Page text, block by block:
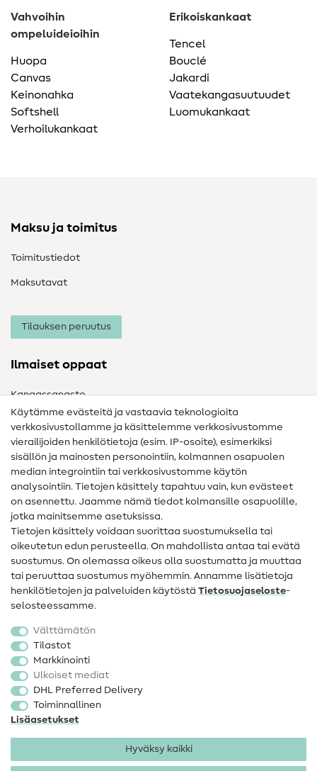
Vahvoihin
ompeluideioihin
Huopa
Canvas
Keinonahka
Softshell
Verhoilukankaat
Erikoiskankaat
Tencel
Bouclé
Jakardi
Vaatekangasuutuudet
Luomukankaat
Maksu ja toimitus
Toimitustiedot
Maksutavat
Tilauksen peruutus
Ilmaiset oppaat
Kangassanasto
Ompelusanasto
Ompeluohjeet
Apua ja yhteystiedot
Yhteystiedot
Tietoa omistajanvaihdoksesta
Peruutusoikeus
Suosittu
Kankaat
Ompelutarvikkeet
Ale
Käytämme evästeitä ja vastaavia teknologioita
verkkosivustollamme ja käsittelemme verkkosivustomme
vierailijoiden henkilötietoja (esim. IP-osoite), esimerkiksi
sisällön ja mainosten personointiin, kolmannen osapuolen
median integrointiin tai verkkosivustomme käytön
analysointiin. Tietojen käsittely tapahtuu vain, kun evästeet
on asennettu. Jaamme nämä tiedot kolmansille osapuolille,
jotka mainitsemme asetuksissa.
Tietojen käsittely voidaan suorittaa suostumuksella tai
oikeutetun edun perusteella. On mahdollista antaa tai evätä
suostumus. On olemassa oikeus olla suostumatta ja muuttaa
tai peruuttaa suostumus myöhemmin. Annamme lisätietoja
henkilötietojen ja palveluiden käytöstä Tietosuojaseloste-
selosteessamme.
Välttämätön
Tilastot
Markkinointi
Ulkoiset mediat
DHL Preferred Delivery
Toiminnallinen
Lisäasetukset
Hyväksy kaikki